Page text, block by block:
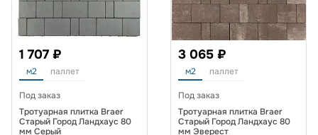
1 707 ₽
м2 паллет
Под заказ
Тротуарная плитка Braer
Старый Город Ландхаус 80
мм Серый
3 065 ₽
м2 паллет
Под заказ
Тротуарная плитка Braer
Старый Город Ландхаус 80
мм Эверест